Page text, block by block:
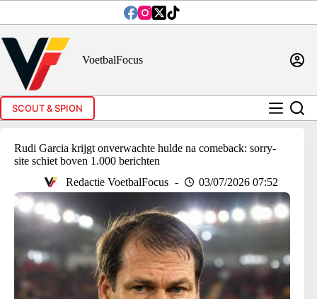
inhoud
VoetbalFocus
SCOUT & SPION
Rudi Garcia krijgt onverwachte hulde na comeback: sorry-
site schiet boven 1.000 berichten
Redactie VoetbalFocus
03/07/2026 07:52